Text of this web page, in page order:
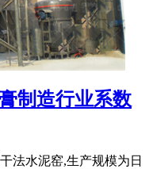
制造行业系数
法水泥窑,生产规模为日